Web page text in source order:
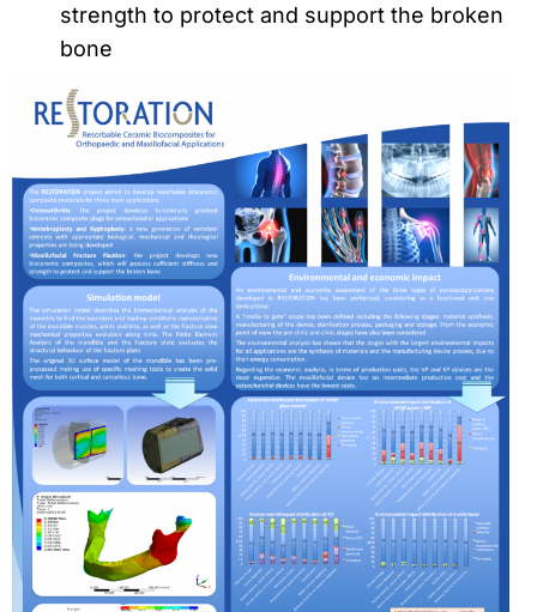
strength to protect and support the broken
bone